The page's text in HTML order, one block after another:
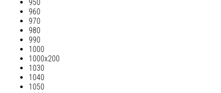
950
960
970
980
990
1000
1000х200
1030
1040
1050